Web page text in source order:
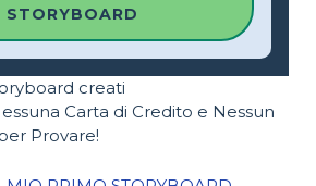
STORYBOARD
creati
Carta di Credito e Nessun
Provare!